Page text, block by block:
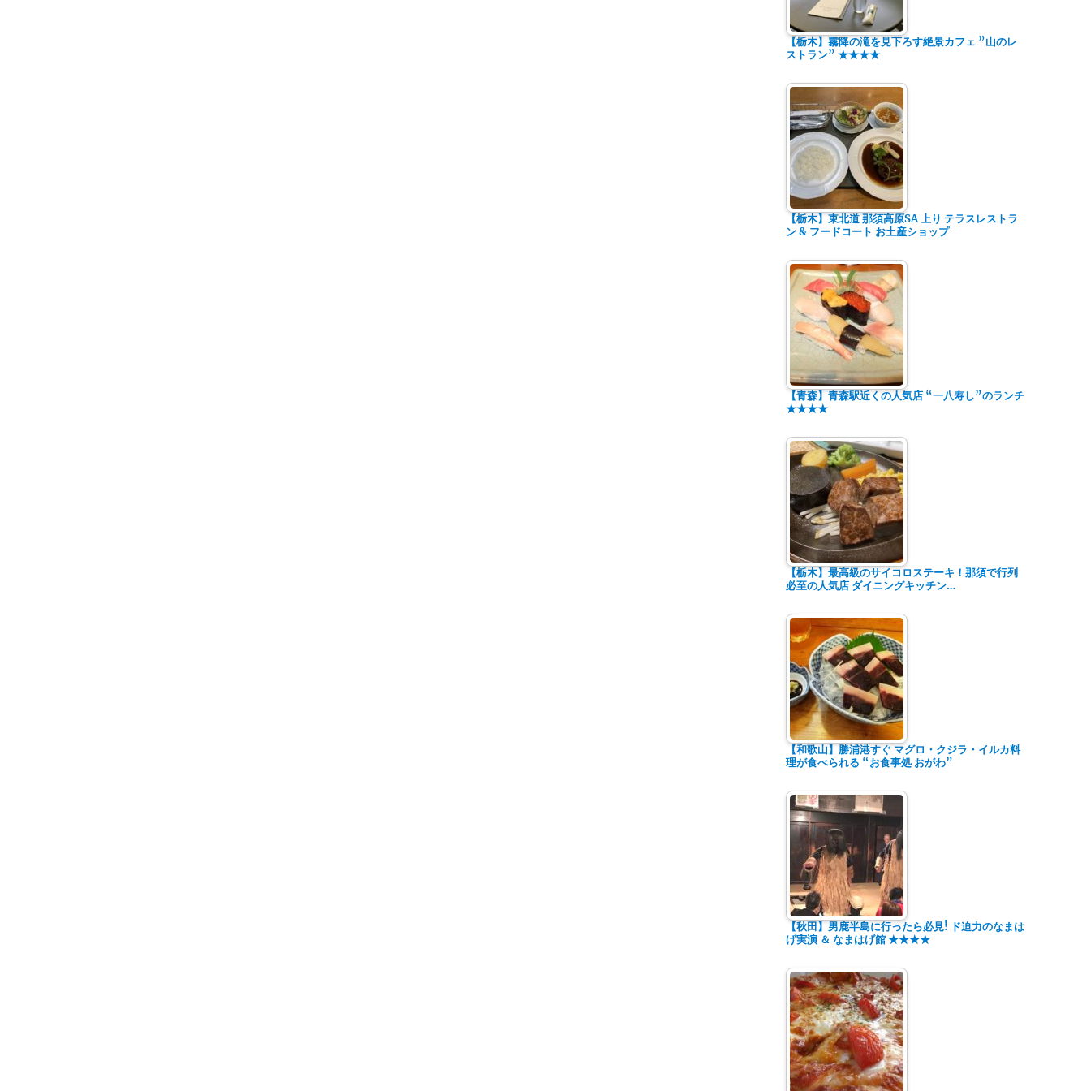
【栃木】霧降の滝を見下ろす絶景カフェ ”山のレ
ストラン” ★★★★
【栃木】東北道 那須高原SA 上り テラスレストラ
ン & フードコート お土産ショップ
【青森】青森駅近くの人気店 “一八寿し”のランチ
★★★★
【栃木】最高級のサイコロステーキ！那須で行列
必至の人気店 ダイニングキッチン…
【和歌山】勝浦港すぐ マグロ・クジラ・イルカ料
理が食べられる “お食事処 おがわ”
【秋田】男鹿半島に行ったら必見! ド迫力のなまは
げ実演 ＆ なまはげ館 ★★★★